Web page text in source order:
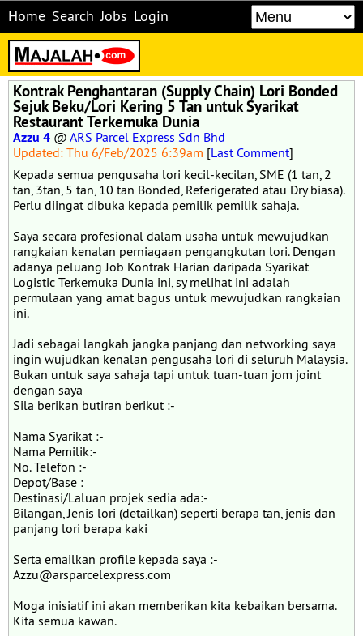
Home Search Jobs Login
Kontrak Penghantaran (Supply Chain) Lori Bonded
Sejuk Beku/Lori Kering 5 Tan untuk Syarikat
Restaurant Terkemuka Dunia
Azzu 4 @ ARS Parcel Express Sdn Bhd
Updated: Thu 6/Feb/2025 6:39am [Last Comment]
Kepada semua pengusaha lori kecil-kecilan, SME (1 tan, 2
tan, 3tan, 5 tan, 10 tan Bonded, Referigerated atau Dry biasa).
Perlu diingat dibuka kepada pemilik pemilik sahaja.
Saya secara profesional dalam usaha untuk mewujudkan
rangkaian kenalan perniagaan pengangkutan lori. Dengan
adanya peluang Job Kontrak Harian daripada Syarikat
Logistic Terkemuka Dunia ini, sy melihat ini adalah
permulaan yang amat bagus untuk mewujudkan rangkaian
ini.
Jadi sebagai langkah jangka panjang dan networking saya
ingin wujudkan kenalan pengusaha lori di seluruh Malaysia.
Bukan untuk saya sahaja tapi untuk tuan-tuan jom joint
dengan saya
Sila berikan butiran berikut :-
Nama Syarikat :-
Nama Pemilik:-
No. Telefon :-
Depot/Base :
Destinasi/Laluan projek sedia ada:-
Bilangan, Jenis lori (detailkan) seperti berapa tan, jenis dan
panjang lori berapa kaki
Serta emailkan profile kepada saya :-
Azzu@arsparcelexpress.com
Moga inisiatif ini akan memberikan kita kebaikan bersama.
Kita semua kawan.